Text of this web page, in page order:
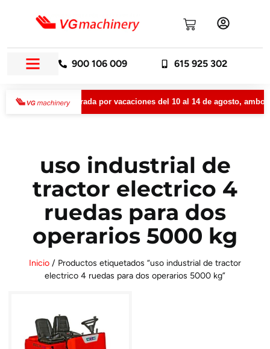
900 106 009 615 925 302
permanecerá cerrada por vacaciones del 10 al 14 de agosto, ambos
uso industrial de
tractor electrico 4
ruedas para dos
operarios 5000 kg
Inicio / Productos etiquetados “uso industrial de tractor
electrico 4 ruedas para dos operarios 5000 kg”